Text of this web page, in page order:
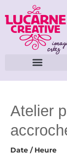
Atelier
Date / Heure